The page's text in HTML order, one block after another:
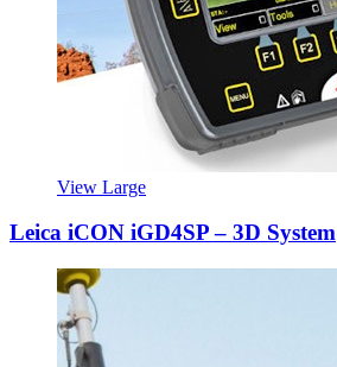
View Large
Leica iCON iGD4SP – 3D System